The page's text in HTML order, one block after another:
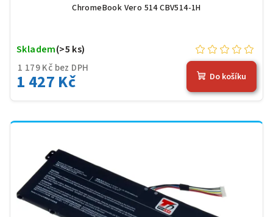
ChromeBook Vero 514 CBV514-1H
1 179 Kč bez DPH
1 427 Kč
Skladem(>5 ks)
Do košíku